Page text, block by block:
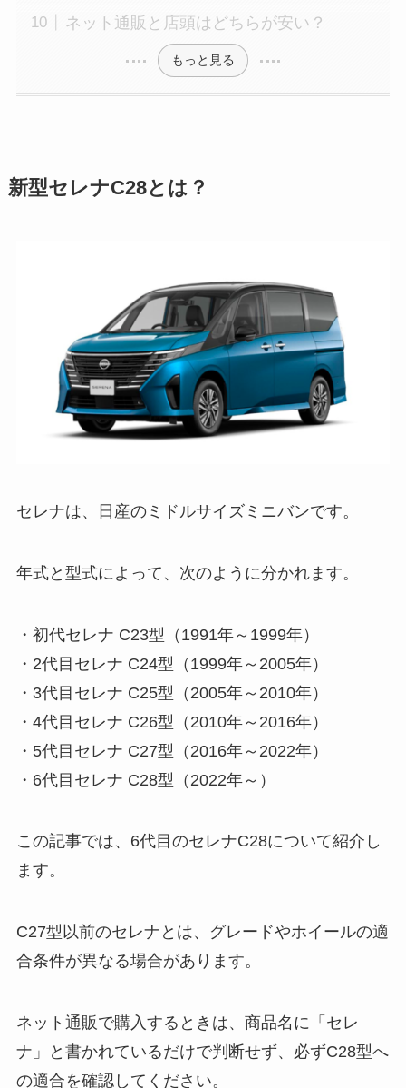
ネット通販と店頭はどちらが安い？
もっと見る
新型セレナC28とは？
セレナは、日産のミドルサイズミニバンです。
年式と型式によって、次のように分かれます。
・初代セレナ C23型（1991年～1999年）
・2代目セレナ C24型（1999年～2005年）
・3代目セレナ C25型（2005年～2010年）
・4代目セレナ C26型（2010年～2016年）
・5代目セレナ C27型（2016年～2022年）
・6代目セレナ C28型（2022年～）
この記事では、6代目のセレナC28について紹介し
ます。
C27型以前のセレナとは、グレードやホイールの適
合条件が異なる場合があります。
ネット通販で購入するときは、商品名に「セレ
ナ」と書かれているだけで判断せず、必ずC28型へ
の適合を確認してください。